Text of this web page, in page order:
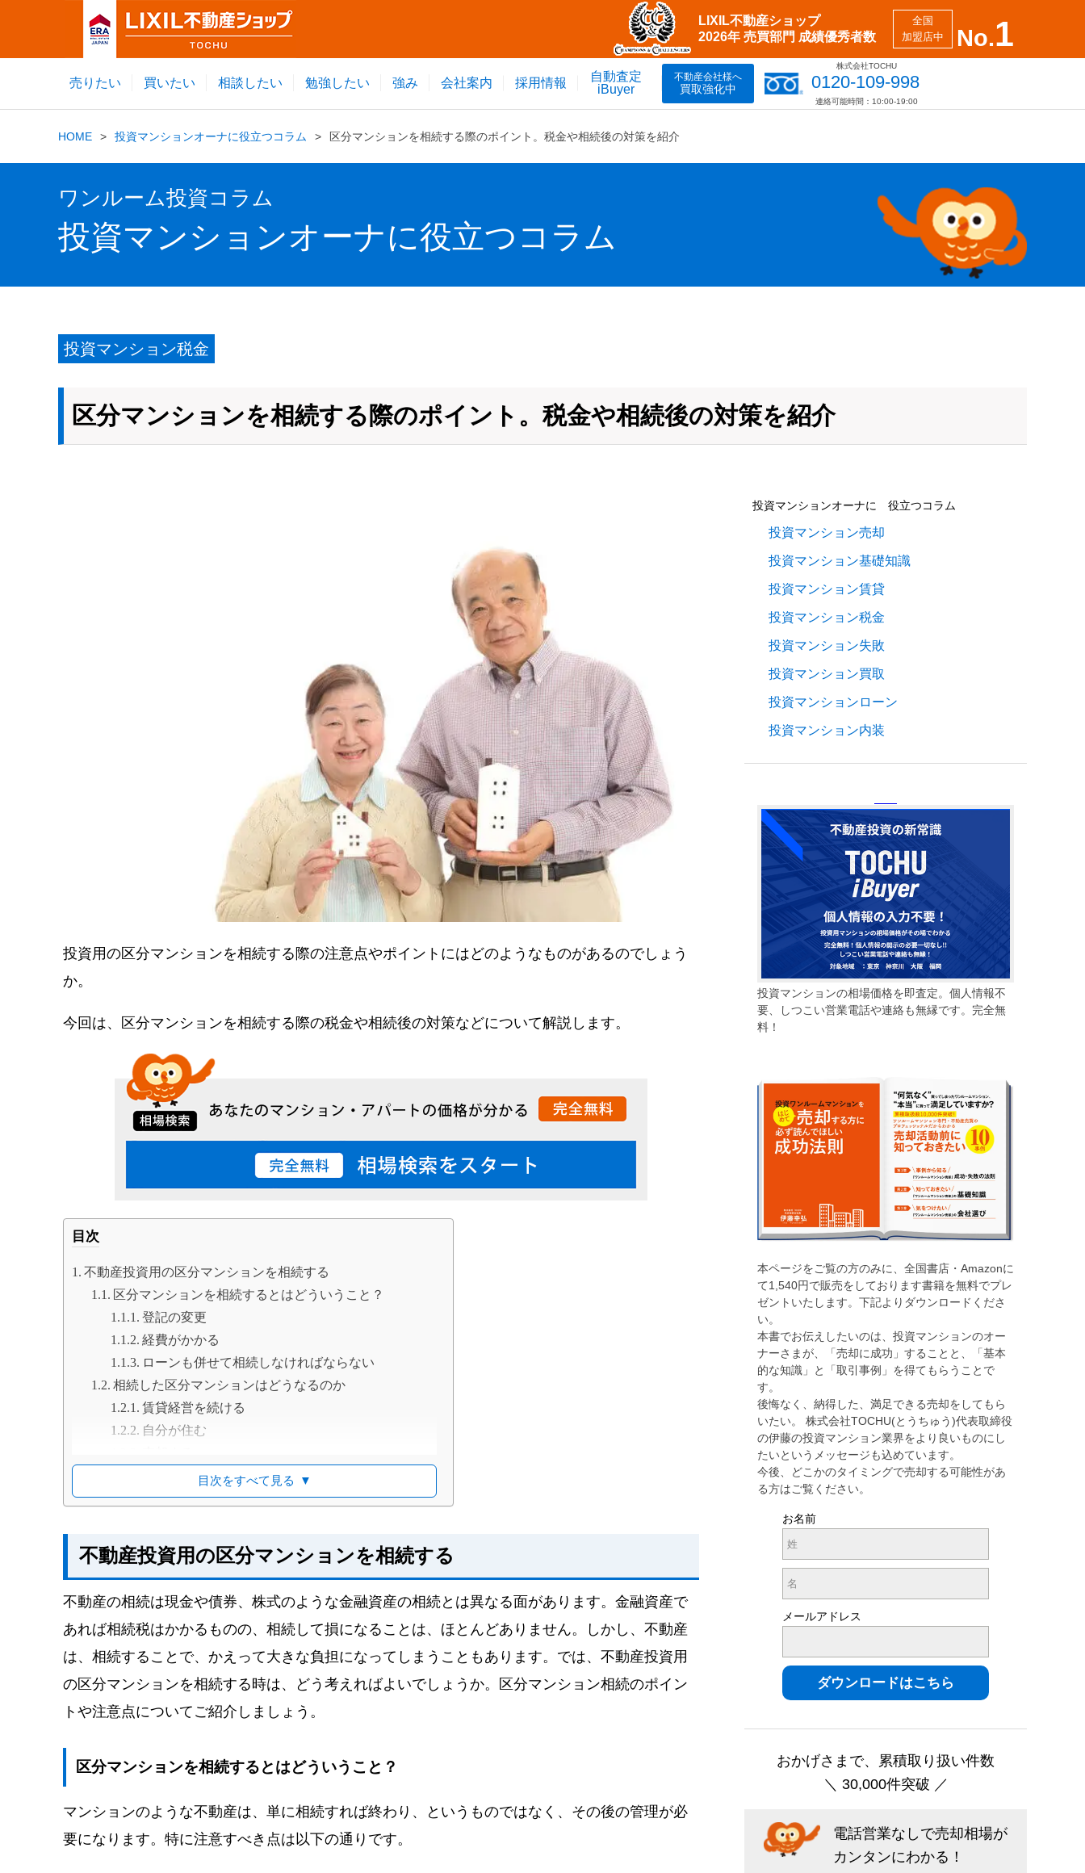
No.1
全国
加盟店中
LIXIL不動産ショップ
2026年 売買部門 成績優秀者数
売りたい 買いたい 相談したい 勉強したい 強み 会社案内 採用情報
自動査定
iBuyer
不動産会社様へ
買取強化中
株式会社TOCHU
0120-109-998
連絡可能時間：10:00-19:00
HOME 投資マンションオーナに役立つコラム 区分マンションを相続する際のポイント。税金や相続後の対策を紹介
ワンルーム投資コラム
投資マンションオーナに役立つコラム
投資マンション税金
区分マンションを相続する際のポイント。税金や相続後の対策を紹介
投資用の区分マンションを相続する際の注意点やポイントにはどのようなものがあるのでしょう
か。
今回は、区分マンションを相続する際の税金や相続後の対策などについて解説します。
目次
不動産投資用の区分マンションを相続する
区分マンションを相続するとはどういうこと？
登記の変更
経費がかかる
ローンも併せて相続しなければならない
相続した区分マンションはどうなるのか
賃貸経営を続ける
自分が住む
区分マンションの相続税とは
区分マンションの相続税評価とは
賃貸マンションとして経営し、入居者を入れる
「小規模宅地等の特例」を利用する
相続税評価額と販売価格に差が生じやすいため
土地評価額が低いため
居住用と比較して評価額が低くなるため
区分マンションを相続したら売却がおすすめ
素早い売却には買取業者に任せるのも一手
目次をすべて見る ▼
不動産投資用の区分マンションを相続する
不動産の相続は現金や債券、株式のような金融資産の相続とは異なる面があります。金融資産で
あれば相続税はかかるものの、相続して損になることは、ほとんどありません。しかし、不動産
は、相続することで、かえって大きな負担になってしまうこともあります。では、不動産投資用
の区分マンションを相続する時は、どう考えればよいでしょうか。区分マンション相続のポイン
トや注意点についてご紹介しましょう。
区分マンションを相続するとはどういうこと？
マンションのような不動産は、単に相続すれば終わり、というものではなく、その後の管理が必
要になります。特に注意すべき点は以下の通りです。
投資マンションオーナに 役立つコラム
投資マンション売却
投資マンション基礎知識
投資マンション賃貸
投資マンション税金
投資マンション失敗
投資マンション買取
投資マンションローン
投資マンション内装
投資マンションの相場価格を即査定。個人情報不
要、しつこい営業電話や連絡も無縁です。完全無
料！
本ページをご覧の方のみに、全国書店・Amazonに
て1,540円で販売をしております書籍を無料でプレ
ゼントいたします。下記よりダウンロードくださ
い。
本書でお伝えしたいのは、投資マンションのオー
ナーさまが、「売却に成功」することと、「基本
的な知識」と「取引事例」を得てもらうことで
す。
後悔なく、納得した、満足できる売却をしてもら
いたい。 株式会社TOCHU(とうちゅう)代表取締役
の伊藤の投資マンション業界をより良いものにし
たいというメッセージも込めています。
今後、どこかのタイミングで売却する可能性があ
る方はご覧ください。
お名前
メールアドレス
おかげさまで、累積取り扱い件数
＼ 30,000件突破 ／
電話営業なしで売却相場が
カンタンにわかる！